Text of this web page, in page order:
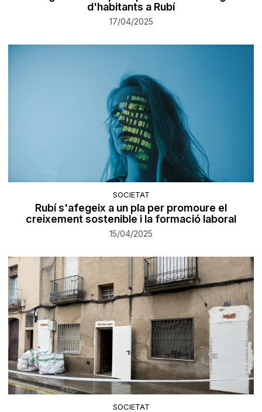
d'habitants a Rubí
17/04/2025
SOCIETAT
Rubí s'afegeix a un pla per promoure el
creixement sostenible i la formació laboral
15/04/2025
SOCIETAT